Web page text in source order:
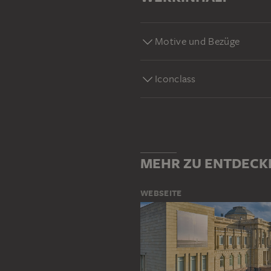
Motive und Bezüge
Iconclass
MEHR ZU
WEBSEITE